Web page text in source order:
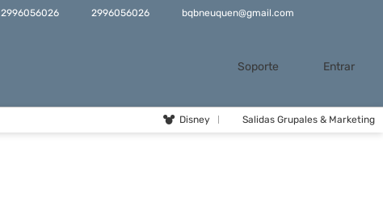
2996056026 2996056026 bqbneuquen@gmail.com
Soporte Entrar
Disney Salidas Grupales & Marketing